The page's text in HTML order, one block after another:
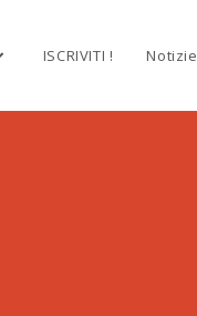
ISCRIVITI ! Notizie